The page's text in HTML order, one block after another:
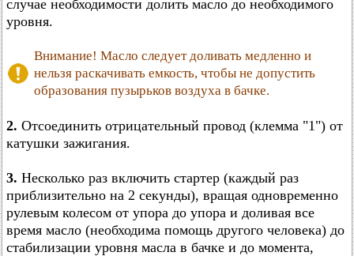
случае необходимости долить масло до необходимого
уровня.
Внимание! Масло следует доливать медленно и
нельзя раскачивать емкость, чтобы не допустить
образования пузырьков воздуха в бачке.
2. Отсоединить отрицательный провод (клемма "1") от
катушки зажигания.
3. Несколько раз включить стартер (каждый раз
приблизительно на 2 секунды), вращая одновременно
рулевым колесом от упора до упора и доливая все
время масло (необходима помощь другого человека) до
стабилизации уровня масла в бачке и до момента,